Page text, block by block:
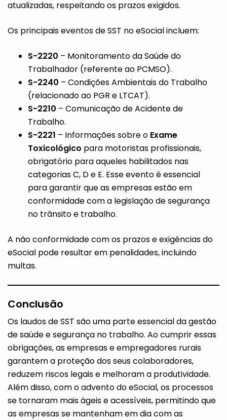
atualizadas, respeitando os prazos exigidos.
Os principais eventos de SST no eSocial incluem:
S-2220 – Monitoramento da Saúde do
Trabalhador (referente ao PCMSO).
S-2240 – Condições Ambientais do Trabalho
(relacionado ao PGR e LTCAT).
S-2210 – Comunicação de Acidente de
Trabalho.
S-2221 – Informações sobre o Exame
Toxicológico para motoristas profissionais,
obrigatório para aqueles habilitados nas
categorias C, D e E. Esse evento é essencial
para garantir que as empresas estão em
conformidade com a legislação de segurança
no trânsito e trabalho.
A não conformidade com os prazos e exigências do
eSocial pode resultar em penalidades, incluindo
multas.
Conclusão
Os laudos de SST são uma parte essencial da gestão
de saúde e segurança no trabalho. Ao cumprir essas
obrigações, as empresas e empregadores rurais
garantem a proteção dos seus colaboradores,
reduzem riscos legais e melhoram a produtividade.
Além disso, com o advento do eSocial, os processos
se tornaram mais ágeis e acessíveis, permitindo que
as empresas se mantenham em dia com as